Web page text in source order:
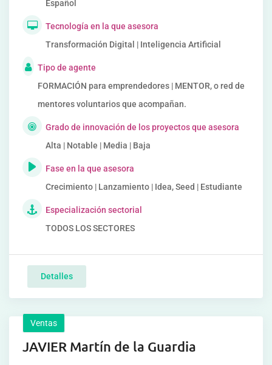
Español
Tecnología en la que asesora
Transformación Digital | Inteligencia Artificial
Tipo de agente
FORMACIÓN para emprendedores | MENTOR, o red de
mentores voluntarios que acompañan.
Grado de innovación de los proyectos que asesora
Alta | Notable | Media | Baja
Fase en la que asesora
Crecimiento | Lanzamiento | Idea, Seed | Estudiante
Especialización sectorial
TODOS LOS SECTORES
Detalles
Ventas
JAVIER Martín de la Guardia